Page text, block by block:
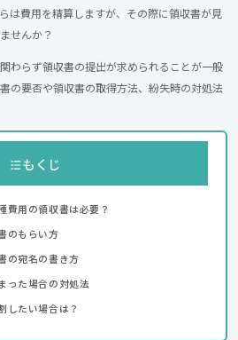
は費用を精算しますが、その際に領収書が見
せんか？
わらず領収書の提出が求められることが一般
の要否や領収書の取得方法、紛失時の対処法
もくじ
費用の領収書は必要？
のもらい方
の宛名の書き方
った場合の対処法
したい場合は？